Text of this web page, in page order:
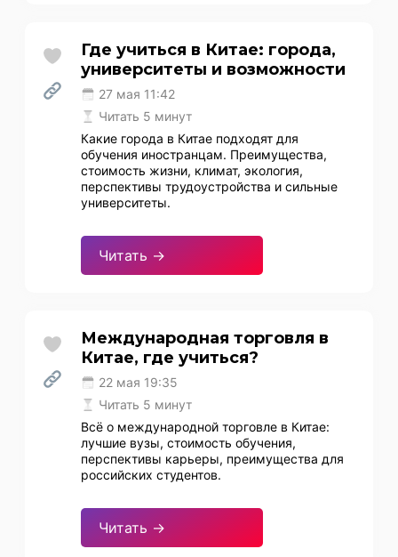
Где учиться в Китае: города,
университеты и возможности
27 мая 11:42
Читать 5 минут
Какие города в Китае подходят для
обучения иностранцам. Преимущества,
стоимость жизни, климат, экология,
перспективы трудоустройства и сильные
университеты.
Читать →
Международная торговля в
Китае, где учиться?
22 мая 19:35
Читать 5 минут
Всё о международной торговле в Китае:
лучшие вузы, стоимость обучения,
перспективы карьеры, преимущества для
российских студентов.
Читать →